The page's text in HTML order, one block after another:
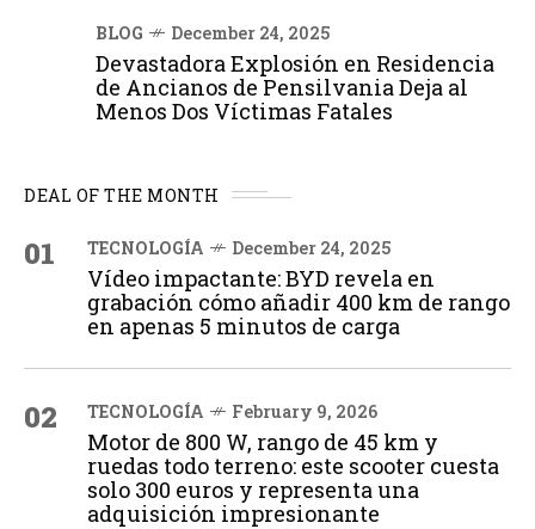
BLOG December 24, 2025
Devastadora Explosión en Residencia
de Ancianos de Pensilvania Deja al
Menos Dos Víctimas Fatales
DEAL OF THE MONTH
01 TECNOLOGÍA December 24, 2025
Vídeo impactante: BYD revela en
grabación cómo añadir 400 km de rango
en apenas 5 minutos de carga
02 TECNOLOGÍA February 9, 2026
Motor de 800 W, rango de 45 km y
ruedas todo terreno: este scooter cuesta
solo 300 euros y representa una
adquisición impresionante